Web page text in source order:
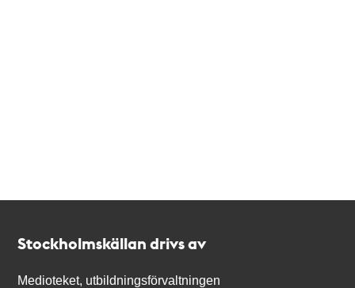
Stockholmskällan drivs av
Medioteket, utbildningsförvaltningen